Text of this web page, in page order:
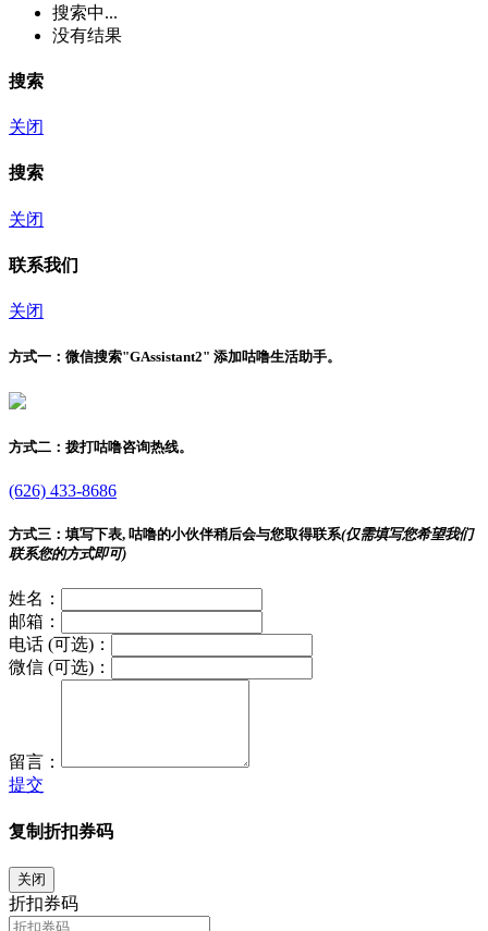
搜索中...
没有结果
搜索
关闭
搜索
关闭
联系我们
关闭
方式一： 微信搜索"GAssistant2" 添加咕噜生活助手。
方式二： 拨打咕噜咨询热线。
(626) 433-8686
方式三： 填写下表, 咕噜的小伙伴稍后会与您取得联系(仅需填写您希望我们
联系您的方式即可)
姓名：
邮箱：
电话 (可选)：
微信 (可选)：
留言：
提交
复制折扣券码
关闭
折扣券码